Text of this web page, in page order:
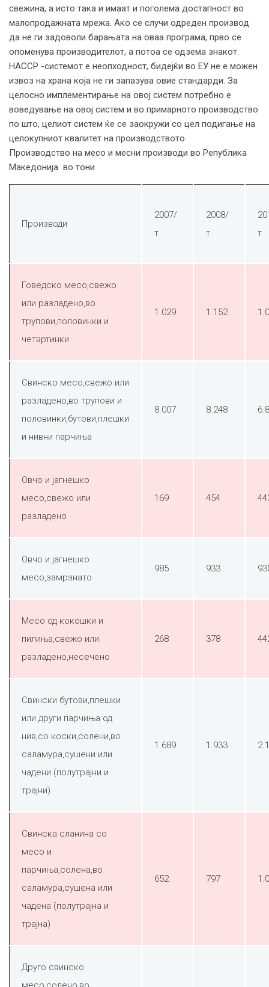
свежина, а исто така и имаат и поголема достапност во
малопродажната мрежа. Ако се случи одреден производ
да не ги задоволи барањата на оваа програма, прво се
опоменува производителот, а потоа се одзема знакот.
HACCP -системот е неопходност, бидејќи во ЕУ не е можен
извоз на храна која не ги запазува овие стандарди. За
целосно имплементирање на овој систем потребно е
воведување на овој систем и во примарното производство
по што, целиот систем ќе се заокружи со цел подигање на
целокупниот квалитет на производството.
Производство на месо и месни производи во Република
Македонија во тони
Производи
2007/
т
2008/
т
т
Говедско месо,свежо
или разладено,во
трупови,половинки и
четвртинки
1.029 1.152
Свинско месо,свежо или
разладено,во трупови и
половинки,бутови,плешки
и нивни парчиња
8.007 8.248
Овчо и јагнешко
месо,свежо или
разладено
169 454
Овчо и јагнешко
месо,замрзнато
985 933
Месо од кокошки и
пилиња,свежо или
разладено,несечено
268 378
Свински бутови,плешки
или други парчиња од
нив,со коски,солени,во
саламура,сушени или
чадени (полутрајни и
трајни)
1.689 1.933
Свинска сланина со
месо и
парчиња,солена,во
саламура,сушена или
чадена (полутрајна и
трајна)
652 797
Друго свинско